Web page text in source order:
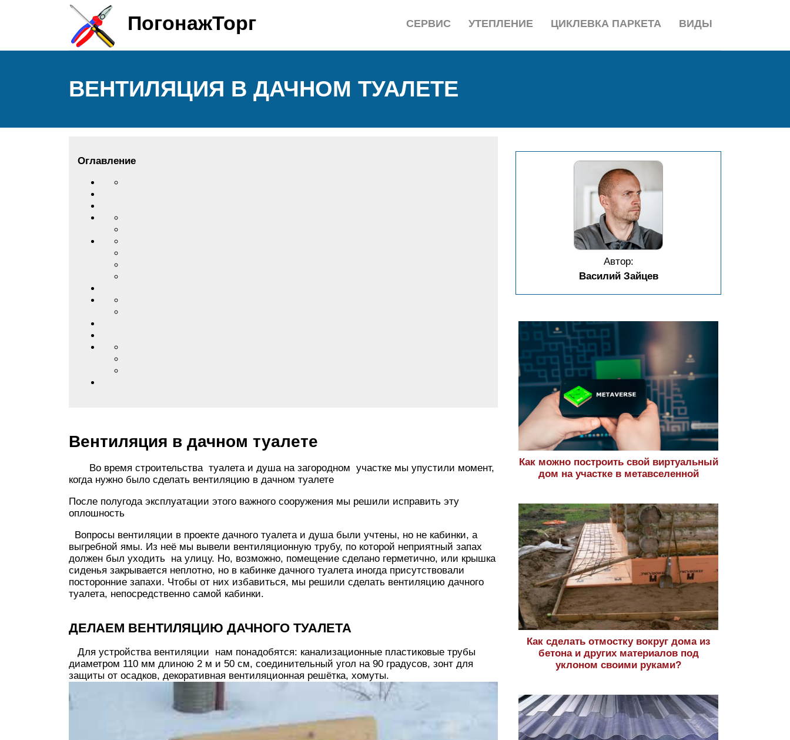
ПогонажТорг ВИДЫ
ЦИКЛЕВКА ПАРКЕТА
УТЕПЛЕНИЕ
СЕРВИС
ВЕНТИЛЯЦИЯ В ДАЧНОМ ТУАЛЕТЕ
Оглавление
Вентиляция в дачном туалете
Во время строительства туалета и душа на загородном участке мы упустили момент,
когда нужно было сделать вентиляцию в дачном туалете
После полугода эксплуатации этого важного сооружения мы решили исправить эту
оплошность
Вопросы вентиляции в проекте дачного туалета и душа были учтены, но не кабинки, а
выгребной ямы. Из неё мы вывели вентиляционную трубу, по которой неприятный запах
должен был уходить на улицу. Но, возможно, помещение сделано герметично, или крышка
сиденья закрывается неплотно, но в кабинке дачного туалета иногда присутствовали
посторонние запахи. Чтобы от них избавиться, мы решили сделать вентиляцию дачного
туалета, непосредственно самой кабинки.
ДЕЛАЕМ ВЕНТИЛЯЦИЮ ДАЧНОГО ТУАЛЕТА
Для устройства вентиляции нам понадобятся: канализационные пластиковые трубы
диаметром 110 мм длиною 2 м и 50 см, соединительный угол на 90 градусов, зонт для
защиты от осадков, декоративная вентиляционная решётка, хомуты.
Автор:
Василий Зайцев
Как можно построить свой виртуальный
дом на участке в метавселенной
Как сделать отмостку вокруг дома из
бетона и других материалов под
уклоном своими руками?